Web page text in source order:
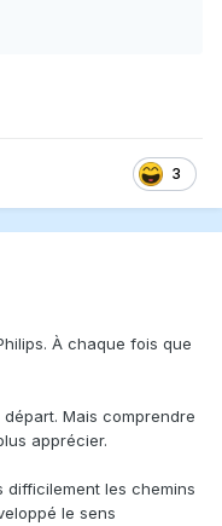
3
À chaque fois que
Mais comprendre
apprécier.
difficilement les chemins
le sens